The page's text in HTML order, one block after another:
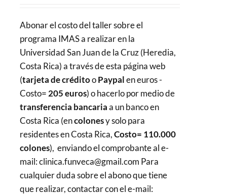
Abonar el costo del taller sobre el
programa IMAS a realizar en la
Universidad San Juan de la Cruz (Heredia,
Costa Rica) a través de esta página web
(tarjeta de créditooPaypalen euros -
Costo=205 euros) o hacerlo por medio de
transferencia bancariaa un banco en
Costa Rica (encolonesy solo para
residentes en Costa Rica,Costo= 110.000
colones), enviando el comprobante al e-
mail: clinica.funveca@gmail.com Para
cualquier duda sobre el abono que tiene
que realizar, contactar con el e-mail: